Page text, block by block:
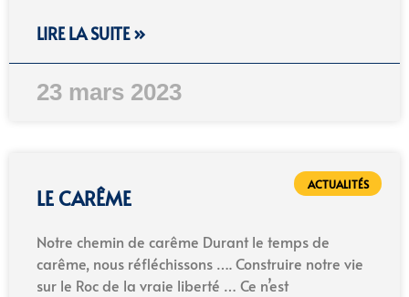
LIRE LA SUITE »
23 mars 2023
ACTUALITÉS
LE CARÊME
Notre chemin de carême Durant le temps de
carême, nous réfléchissons …. Construire notre vie
sur le Roc de la vraie liberté … Ce n’est